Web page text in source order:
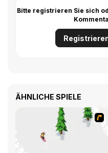
Bitte registrieren Sie sich
ÄHNLICHE SPIELE